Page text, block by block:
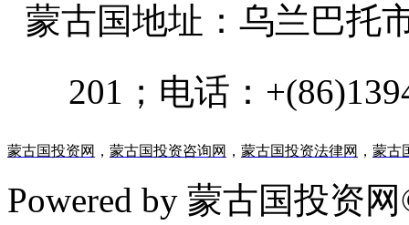
蒙古国地址： 乌兰巴托
201；电话：
蒙古国投资网 ， 蒙古国投资咨询网 ， 蒙古国投资法律网 ， 蒙古
Powered by 蒙古国投资